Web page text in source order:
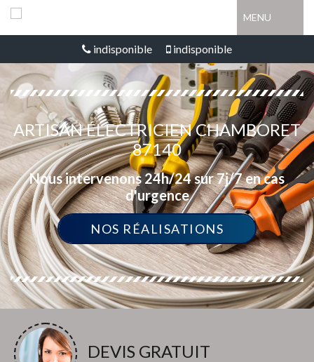
MENU
indisponible indisponible
ARTISAN ÉLECTRICIEN CHAMBORET
87140
Nous intervenons 24h/24 sur 7j/7 en cas
d'urgence
NOS RÉALISATIONS
DEVIS GRATUIT